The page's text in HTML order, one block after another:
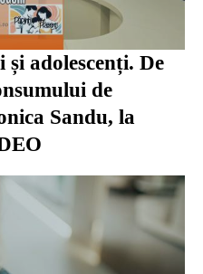
și adolescenți. De
de
Sandu, la